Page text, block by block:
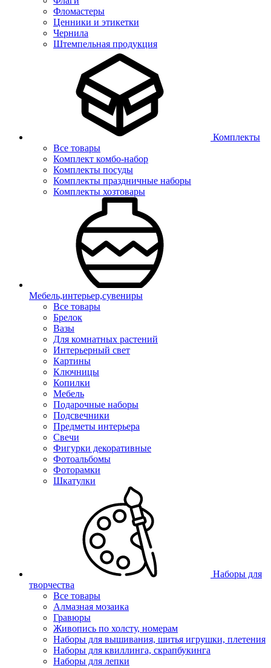
Фломастеры
Ценники и этикетки
Чернила
Штемпельная продукция
Комплекты
Все товары
Комплект комбо-набор
Комплекты посуды
Комплекты праздничные наборы
Комплекты хозтовары
Мебель,интерьер,сувениры
Все товары
Брелок
Вазы
Для комнатных растений
Интерьерный свет
Картины
Ключницы
Копилки
Мебель
Подарочные наборы
Подсвечники
Предметы интерьера
Свечи
Фигурки декоративные
Фотоальбомы
Фоторамки
Шкатулки
Наборы для
творчества
Все товары
Алмазная мозаика
Гравюры
Живопись по холсту, номерам
Наборы для вышивания, шитья игрушки, плетения
Наборы для квиллинга, скрапбукинга
Наборы для лепки